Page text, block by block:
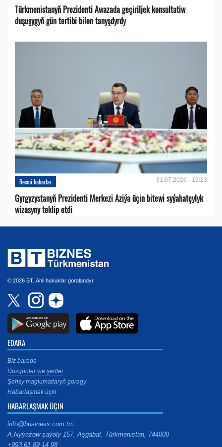
Türkmenistanyň Prezidenti Awazada geçiriljek konsultatiw
duşuşygyň gün tertibi bilen tanyşdyrdy
Resmi habarlar 31.07.2026 - 19:23
Gyrgyzystanyň Prezidenti Merkezi Aziýa üçin bitewi syýahatçylyk
wizasyny teklip etdi
© 2026 BT. Ähli hukuklar goralandyr.
EDARA
Biz barada
Düzgünler we şertler
Şahsy maglumatlaryň goragy
Habarlaşmak üçin
HABARLAŞMAK ÜÇIN
info@business.com.tm
A.Nyýazow şaýoly 157, Aşgabat, Türkmenistan, 744000
+993 61 89 14 98